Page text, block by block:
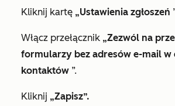
Kliknij kartę „Ustawienia zgłoszeń
Włącz przełącznik „Zezwól na
formularzy bez adresów e-mail w
kontaktów ”.
Kliknij „Zapisz”.